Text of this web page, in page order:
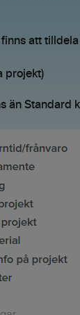
att
projekt)
än Standard